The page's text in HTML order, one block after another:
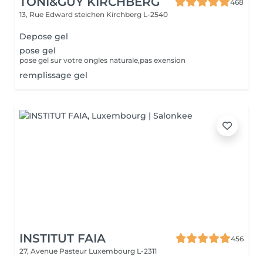
468
13, Rue Edward steichen Kirchberg L-2540
Depose gel
pose gel
pose gel sur votre ongles naturale,pas exension
remplissage gel
INSTITUT FAIA
456
27, Avenue Pasteur Luxembourg L-2311